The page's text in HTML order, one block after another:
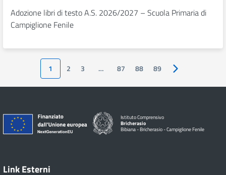
Adozione libri di testo A.S. 2026/2027 – Scuola Primaria di
Campiglione Fenile
1 2 3 … 87 88 89 Pagina
Istituto Comprensivo
Bricherasio
Bibiana - Bricherasio - Campiglione Fenile
Link Esterni